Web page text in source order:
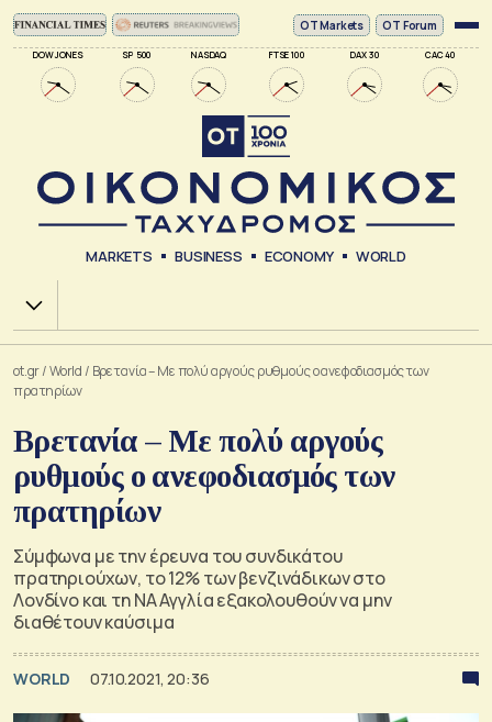
DOW JONES SP 500 NASDAQ FTSE 100 DAX 30 CAC 40
ΟΤ Markets OT Forum
MARKETS BUSINESS ECONOMY WORLD
Χ.Α.
ot.gr/World / Βρετανία – Με πολύ αργούς ρυθμούς ο ανεφοδιασμός των
πρατηρίων
Βρετανία – Με πολύ αργούς
ρυθμούς ο ανεφοδιασμός των
πρατηρίων
Σύμφωνα με την έρευνα του συνδικάτου
πρατηριούχων, το 12% των βενζινάδικων στο
Λονδίνο και τη ΝΑ Αγγλία εξακολουθούν να μην
διαθέτουν καύσιμα
WORLD 07.10.2021, 20:36